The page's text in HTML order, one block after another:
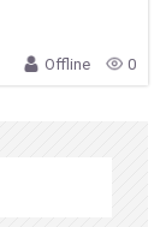
Offline 0